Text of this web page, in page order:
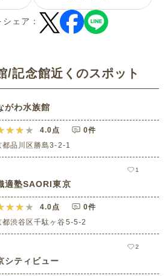
ェア：
/記念館近くのスポット
がわ水族館
4.0点
0件
都品川区勝島3-2-1
1
適塾SAORI東京
4.0点
0件
都渋谷区千駄ヶ谷5-5-2
2
シティビュー